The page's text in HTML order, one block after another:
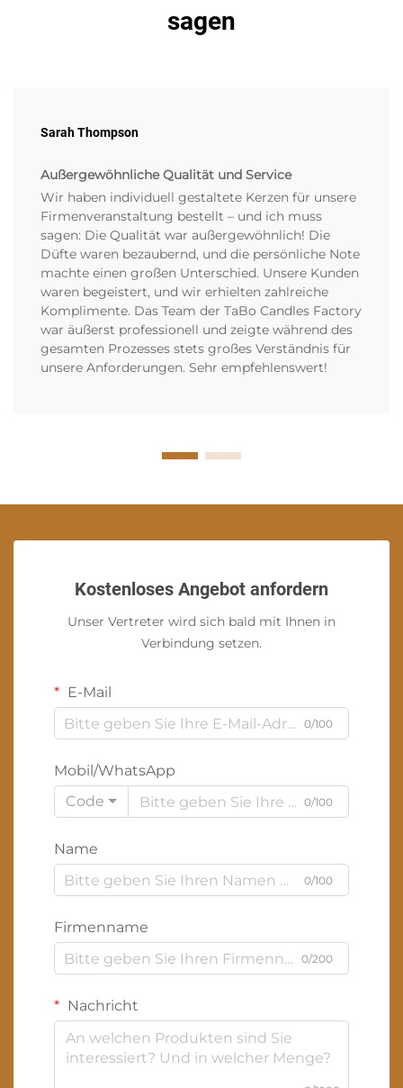
sagen
Sarah Thompson
Außergewöhnliche Qualität und Service
Wir haben individuell gestaltete Kerzen für unsere
Firmenveranstaltung bestellt – und ich muss
sagen: Die Qualität war außergewöhnlich! Die
Düfte waren bezaubernd, und die persönliche Note
machte einen großen Unterschied. Unsere Kunden
waren begeistert, und wir erhielten zahlreiche
Komplimente. Das Team der TaBo Candles Factory
war äußerst professionell und zeigte während des
gesamten Prozesses stets großes Verständnis für
unsere Anforderungen. Sehr empfehlenswert!
Kostenloses Angebot anfordern
Unser Vertreter wird sich bald mit Ihnen in
Verbindung setzen.
E-Mail
0/100
Mobil/WhatsApp
Code
0/100
Name
0/100
Firmenname
0/200
Nachricht